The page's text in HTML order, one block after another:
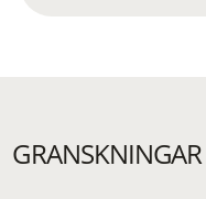
GRANSKNINGAR